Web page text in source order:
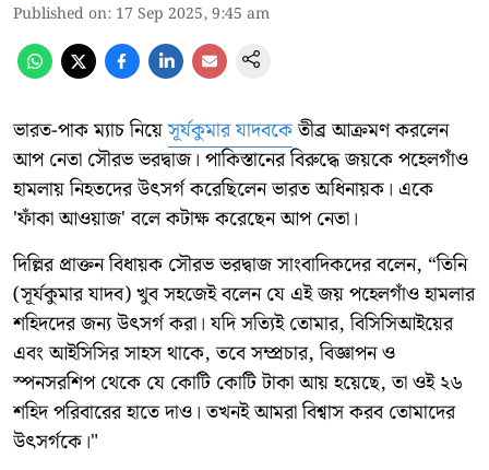
Published on: 17 Sep 2025, 9:45 am
ভারত-পাক ম্যাচ নিয়েসূর্যকুমার যাদবকেতীব্র আক্রমণ করলেন
আপ নেতা সৌরভ ভরদ্বাজ। পাকিস্তানের বিরুদ্ধে জয়কে পহেলগাঁও
হামলায় নিহতদের উৎসর্গ করেছিলেন ভারত অধিনায়ক। একে
'ফাঁকা আওয়াজ' বলে কটাক্ষ করেছেন আপ নেতা।
দিল্লির প্রাক্তন বিধায়ক সৌরভ ভরদ্বাজ সাংবাদিকদের বলেন, “তিনি
(সূর্যকুমার যাদব) খুব সহজেই বলেন যে এই জয় পহেলগাঁও হামলার
শহিদদের জন্য উৎসর্গ করা। যদি সত্যিই তোমার, বিসিসিআইয়ের
এবং আইসিসির সাহস থাকে, তবে সম্প্রচার, বিজ্ঞাপন ও
স্পনসরশিপ থেকে যে কোটি কোটি টাকা আয় হয়েছে, তা ওই ২৬
শহিদ পরিবারের হাতে দাও। তখনই আমরা বিশ্বাস করব তোমাদের
উৎসর্গকে।"